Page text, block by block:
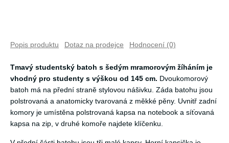
Popis produktu Dotaz na prodejce Hodnocení (0)
Tmavý studentský batoh s šedým mramorovým žíháním je
vhodný pro studenty s výškou od 145 cm. Dvoukomorový
batoh má na přední straně stylovou nášivku. Záda batohu jsou
polstrovaná a anatomicky tvarovaná z měkké pěny. Uvnitř zadní
komory je umístěna polstrovaná kapsa na notebook a síťovaná
kapsa na zip, v druhé komoře najdete klíčenku.